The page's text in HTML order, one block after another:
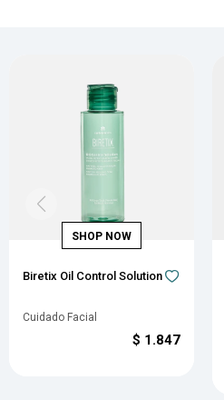
Biretix Oil Control Solution
Cuidado Facial
$ 1.847